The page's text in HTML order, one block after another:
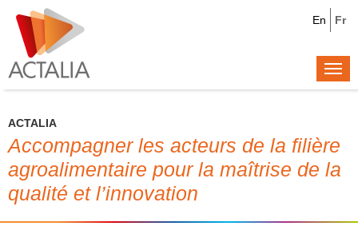
Fr
En
ACTALIA
Accompagner les acteurs de la filière
agroalimentaire pour la maîtrise de la
qualité et l’innovation